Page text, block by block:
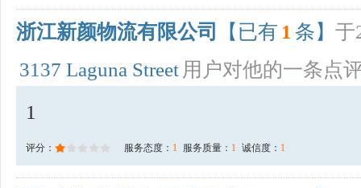
浙江新颜物流有限公司 【已有 1 条】 于
3137 Laguna Street 用户对他的一条点
1
评分： 服务态度： 1 服务质量： 1 诚信度： 1